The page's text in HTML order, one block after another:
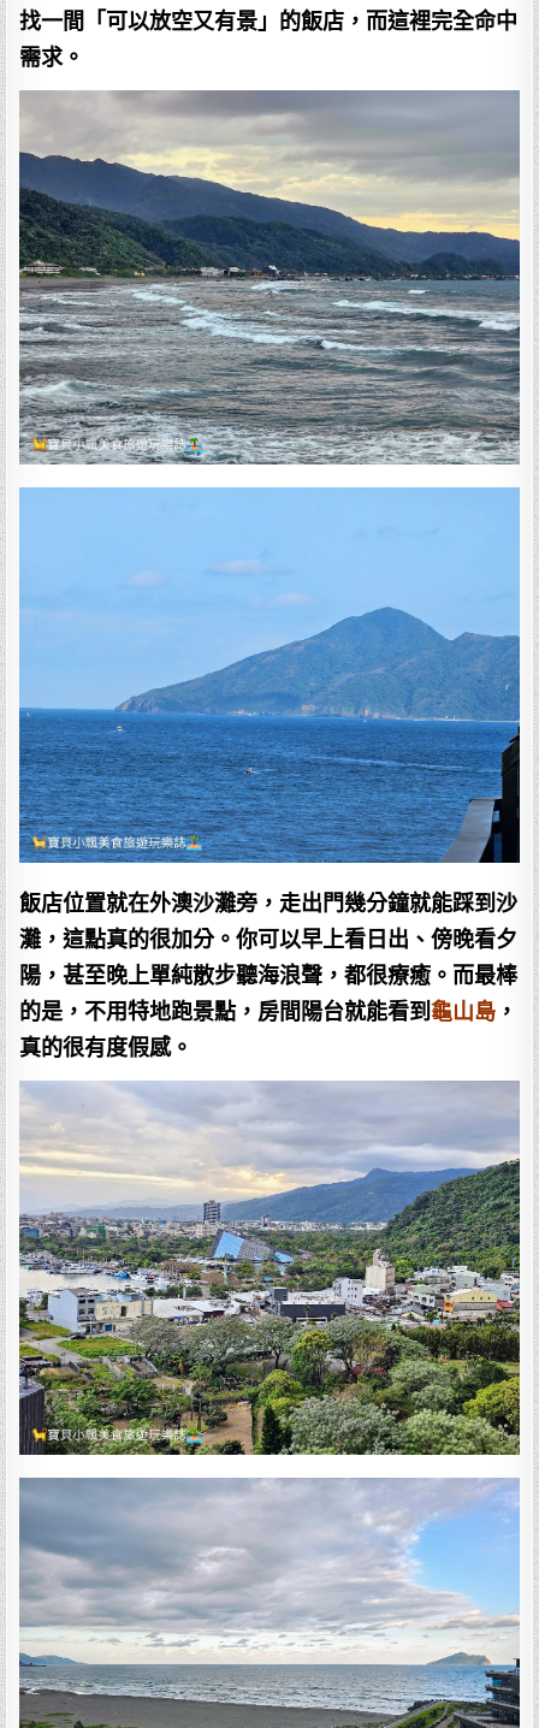
找一間「可以放空又有景」的飯店，而這裡完全命中
需求。
飯店位置就在外澳沙灘旁，走出門幾分鐘就能踩到沙
灘，這點真的很加分。你可以早上看日出、傍晚看夕
陽，甚至晚上單純散步聽海浪聲，都很療癒。而最棒
的是，不用特地跑景點，房間陽台就能看到龜山島 ，
真的很有度假感。